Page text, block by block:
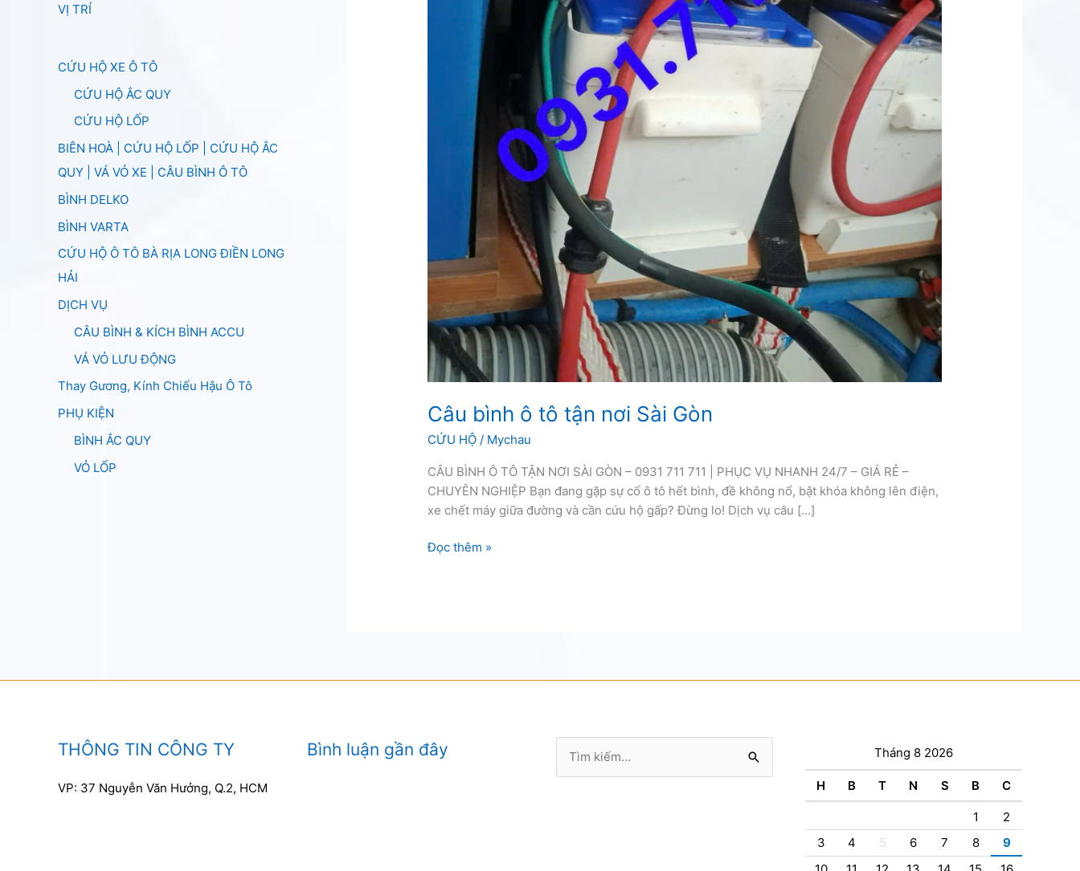
VỊ TRÍ
CỨU HỘ XE Ô TÔ
CỨU HỘ ẮC QUY
CỨU HỘ LỐP
BIÊN HOÀ | CỨU HỘ LỐP | CỨU HỘ ẮC
QUY | VÁ VỎ XE | CÂU BÌNH Ô TÔ
BÌNH DELKO
BÌNH VARTA
CỨU HỘ Ô TÔ BÀ RỊA LONG ĐIỀN LONG
HẢI
DỊCH VỤ
CÂU BÌNH & KÍCH BÌNH ACCU
VÁ VỎ LƯU ĐỘNG
Thay Gương, Kính Chiếu Hậu Ô Tô
PHỤ KIỆN
BÌNH ẮC QUY
VỎ LỐP
Câu bình ô tô tận nơi Sài Gòn
CỨU HỘ / Mychau
CÂU BÌNH Ô TÔ TẬN NƠI SÀI GÒN – 0931 711 711 | PHỤC VỤ NHANH 24/7 – GIÁ RẺ –
CHUYÊN NGHIỆP Bạn đang gặp sự cố ô tô hết bình, đề không nổ, bật khóa không lên điện,
xe chết máy giữa đường và cần cứu hộ gấp? Đừng lo! Dịch vụ câu […]
Câu
Gòn
Đọc thêm »
THÔNG TIN CÔNG TY
VP: 37 Nguyễn Văn Hưởng, Q.2, HCM
Bình luận gần đây
kiếm:
Tháng 8 2026
H B T N S B C
1
2
3
4 5 6 7 8
9